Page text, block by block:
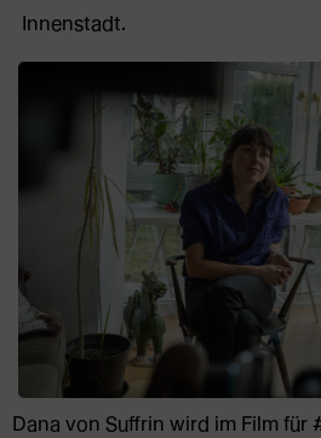
Innenstadt.
Dana von Suffrin wird im Film für